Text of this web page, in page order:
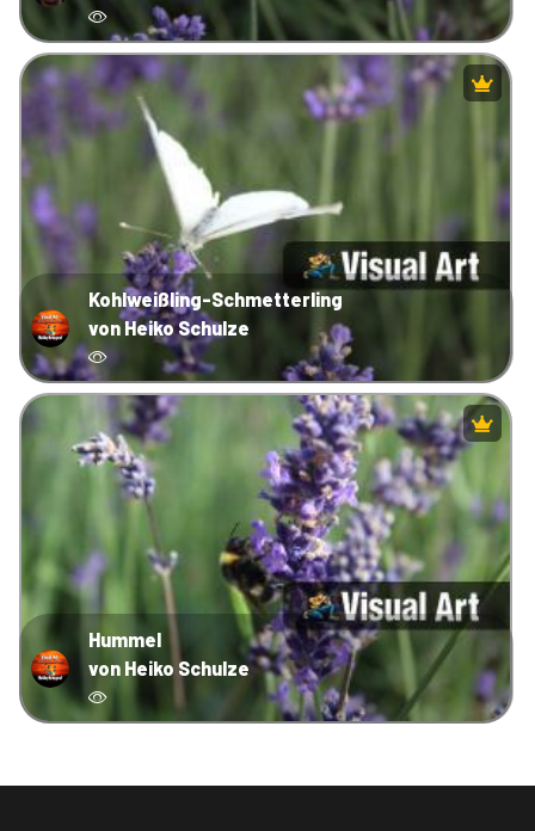
Kohlweißling-Schmetterling
von Heiko Schulze
Hummel
von Heiko Schulze